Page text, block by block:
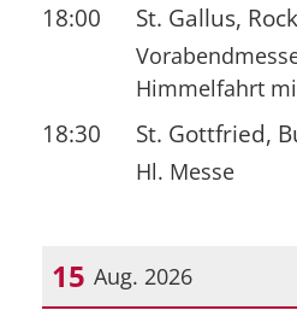
18:00 St. Gallus,
Himmelfahrt
18:30 St. Gottfried,
Hl. Messe
15 Aug. 2026